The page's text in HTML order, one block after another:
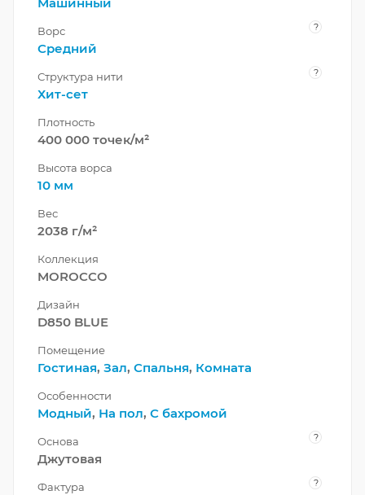
Машинный
Ворс ?
Средний
Структура нити ?
Хит-сет
Плотность
400 000 точек/м²
Высота ворса
10 мм
Вес
2038 г/м²
Коллекция
MOROCCO
Дизайн
D850 BLUE
Помещение
Гостиная, Зал, Спальня, Комната
Особенности
Модный, На пол, С бахромой
Основа ?
Джутовая
Фактура ?